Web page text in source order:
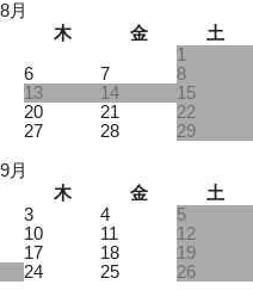
月
木 金
土
1
6 7
8
13 14
15
20 21
22
27 28
29
月
木 金
土
3 4
5
10 11
12
17 18
19
24 25
26